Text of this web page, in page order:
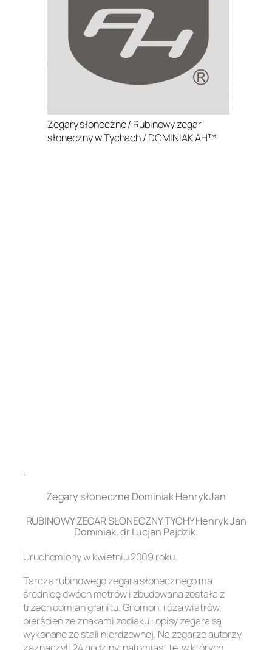
Zegary słoneczne / Rubinowy zegar
słoneczny w Tychach / DOMINIAK AH™
.
Zegary słoneczne Dominiak Henryk Jan
RUBINOWY ZEGAR SŁONECZNY TYCHY Henryk Jan
Dominiak, dr Lucjan Pajdzik.
Uruchomiony w kwietniu 2009 roku.
Tarcza rubinowego zegara słonecznego ma
średnicę dwóch metrów i zbudowana została z
trzech odmian granitu. Gnomon, róża wiatrów,
pierścień ze znakami zodiaku i opisy zegara są
wykonane ze stali nierdzewnej. Na zegarze autorzy